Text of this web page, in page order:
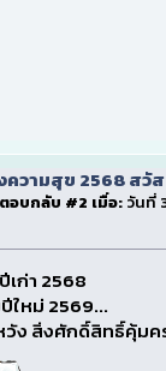
ความสุข 2568 สวั
ตอบกลับ #2 เมื่อ:วันที่
เก่า 2568
ใหม่ 2569...
วัง สิ่งศักดิ์สิทธิ์คุ้มค